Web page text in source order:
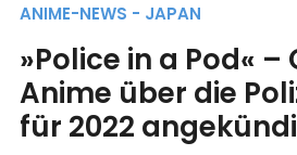
ANIME-NEWS - JAPAN
»Police in a Pod«
Anime über die
für 2022